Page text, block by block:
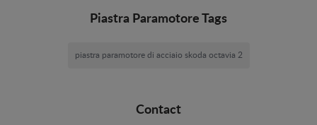
Piastra Paramotore Tags
piastra paramotore di acciaio skoda octavia 2
Contact